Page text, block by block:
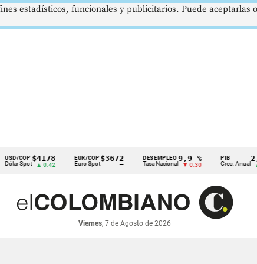
$4178
▲ 0.42
EUR/COP
Euro Spot
$3672
—
DESEMPLEO
Tasa Nacional
9,9 %
▼ 0.30
PIB
Crec. Anual
2,8 %
▲ 0.10
Viernes, 7 de Agosto de 2026
estadísticos, funcionales y publicitarios. Puede aceptarlas